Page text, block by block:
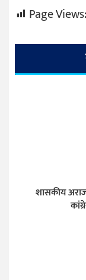
Page Views:
शासकीय